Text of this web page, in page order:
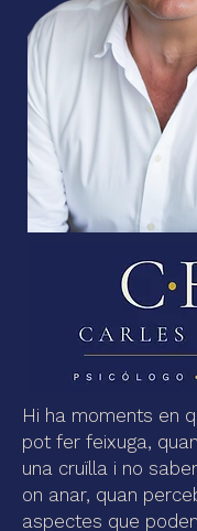
Hi ha moments en
pot fer feixuga,
una cruïlla i no
on anar, quan
aspectes que